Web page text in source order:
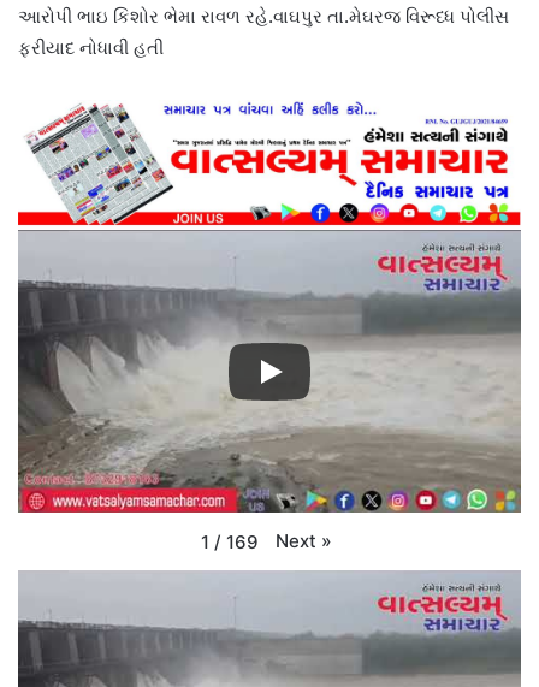
આરોપી ભાઇ કિશોર ભેમા રાવળ રહે.વાઘપુર તા.મેઘરજ વિરૂધ્ધ પોલીસ
ફરીયાદ નોધાવી હતી
1 / 169 Next »